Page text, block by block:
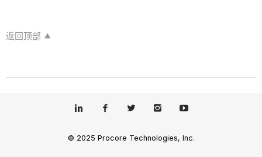
返回顶部
© 2025 Procore Technologies, Inc.